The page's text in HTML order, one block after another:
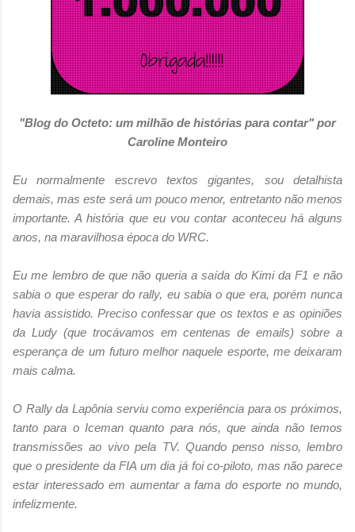
"Blog do Octeto: um milhão de histórias para contar" por
Caroline Monteiro
Eu normalmente escrevo textos gigantes, sou detalhista
demais, mas este será um pouco menor, entretanto não menos
importante. A história que eu vou contar aconteceu há alguns
anos, na maravilhosa época do WRC.
Eu me lembro de que não queria a saída do Kimi da F1 e não
sabia o que esperar do rally, eu sabia o que era, porém nunca
havia assistido. Preciso confessar que os textos e as opiniões
da Ludy (que trocávamos em centenas de emails) sobre a
esperança de um futuro melhor naquele esporte, me deixaram
mais calma.
O Rally da Lapônia serviu como experiência para os próximos,
tanto para o Iceman quanto para nós, que ainda não temos
transmissões ao vivo pela TV. Quando penso nisso, lembro
que o presidente da FIA um dia já foi co-piloto, mas não parece
estar interessado em aumentar a fama do esporte no mundo,
infelizmente.